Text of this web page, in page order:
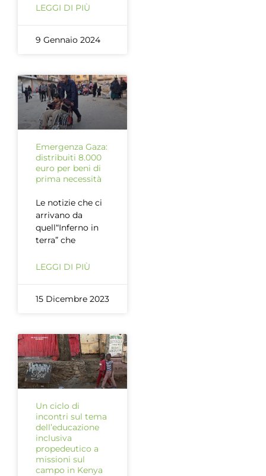
LEGGI DI PIÙ
9 Gennaio 2024
Emergenza Gaza:
distribuiti 8.000
euro per beni di
prima necessità
Le notizie che ci
arrivano da
quell“Inferno in
terra” che
LEGGI DI PIÙ
15 Dicembre 2023
Un ciclo di
incontri sul tema
dell’educazione
inclusiva
propedeutico a
missioni sul
campo in Kenya